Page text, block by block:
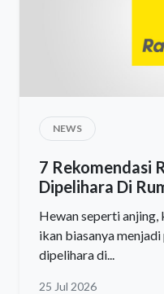
NEWS
7 Rekomendasi
Dipelihara Di
Hewan seperti anjing,
ikan biasanya
dipelihara di...
25 Jul 2026